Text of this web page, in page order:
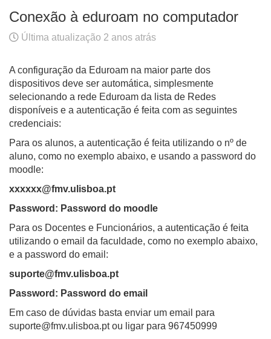
Conexão à eduroam no computador
Última atualização 2 anos atrás
A configuração da Eduroam na maior parte dos
dispositivos deve ser automática, simplesmente
selecionando a rede Eduroam da lista de Redes
disponíveis e a autenticação é feita com as seguintes
credenciais:
Para os alunos, a autenticação é feita utilizando o nº de
aluno, como no exemplo abaixo, e usando a password do
moodle:
xxxxxx@fmv.ulisboa.pt
Password: Password do moodle
Para os Docentes e Funcionários, a autenticação é feita
utilizando o email da faculdade, como no exemplo abaixo,
e a password do email:
suporte@fmv.ulisboa.pt
Password: Password do email
Em caso de dúvidas basta enviar um email para
suporte@fmv.ulisboa.pt ou ligar para 967450999